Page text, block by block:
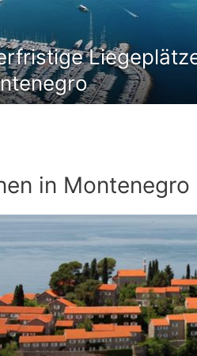
in Montenegro